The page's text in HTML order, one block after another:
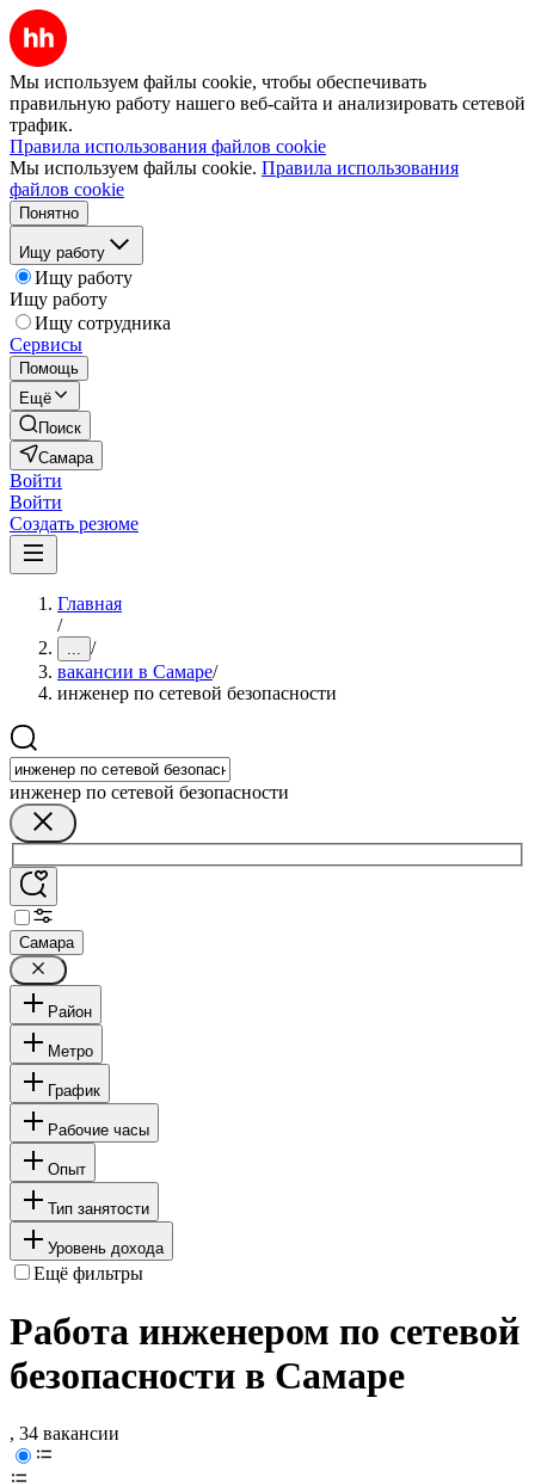
Мы используем файлы cookie, чтобы обеспечивать
правильную работу нашего веб-сайта и анализировать сетевой
трафик.
Правила использования файлов cookie
Мы используем файлы cookie. Правила использования
файлов cookie
Понятно
Ищу работу
Ищу работу
Ищу работу
Ищу сотрудника
Сервисы
Помощь
Ещё
Поиск
Самара
Войти
Войти
Создать резюме
Главная
/
... /
вакансии в Самаре/
инженер по сетевой безопасности
инженер по сетевой безопасности
Самара
Район
Метро
График
Рабочие часы
Опыт
Тип занятости
Уровень дохода
Ещё фильтры
Работа инженером по сетевой
безопасности в Самаре
, 34 вакансии